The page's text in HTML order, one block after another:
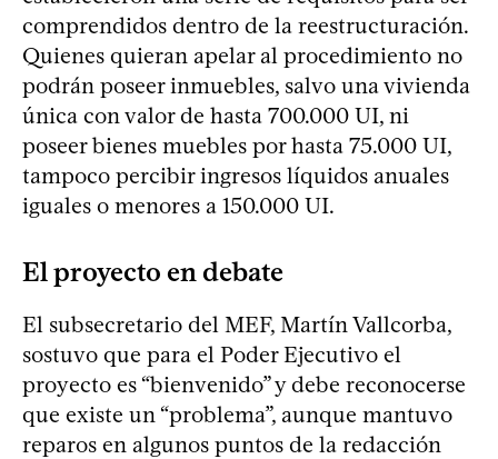
comprendidos dentro de la reestructuración.
Quienes quieran apelar al procedimiento no
podrán poseer inmuebles, salvo una vivienda
única con valor de hasta 700.000 UI, ni
poseer bienes muebles por hasta 75.000 UI,
tampoco percibir ingresos líquidos anuales
iguales o menores a 150.000 UI.
El proyecto en debate
El subsecretario del MEF, Martín Vallcorba,
sostuvo que para el Poder Ejecutivo el
proyecto es “bienvenido” y debe reconocerse
que existe un “problema”, aunque mantuvo
reparos en algunos puntos de la redacción